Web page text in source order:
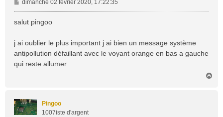
M
e
s
g
e
dimanche 02 février 2020, 17:22:35
salut pingoo
j ai oublier le plus important j ai bien un message système
antipollution défaillant avec le voyant orange en bas a gauche
qui reste allumer
Pingoo
1007iste d'argent